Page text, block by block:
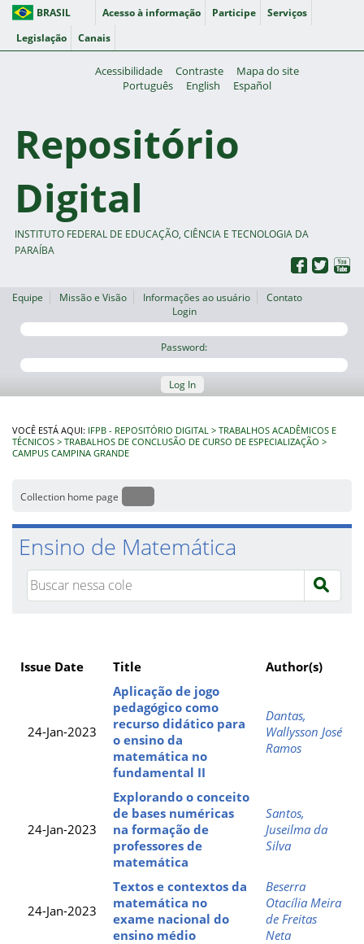
BRASIL Acesso à informação Participe
Serviços
Legislação
Canais
Acessibilidade Contraste
Mapa do site
Português
English Español
Repositório
Digital
INSTITUTO FEDERAL DE EDUCAÇÃO, CIÊNCIA E TECNOLOGIA DA
PARAÍBA
Equipe Missão e Visão Informações ao usuário
Contato
Login
Password:
Log In
VOCÊ ESTÁ AQUI: IFPB - REPOSITÓRIO DIGITAL
TRABALHOS ACADÊMICOS E
TÉCNICOS
TRABALHOS DE CONCLUSÃO DE CURSO DE ESPECIALIZAÇÃO
CAMPUS CAMPINA GRANDE
Collection home page
Ensino de Matemática
Issue Date Title Author(s)
24-Jan-2023
Aplicação de jogo
pedagógico como
recurso didático para
o ensino da
matemática no
fundamental II
Dantas,
Wallysson José
Ramos
24-Jan-2023
Explorando o conceito
de bases numéricas
na formação de
professores de
matemática
Santos,
Juseilma da
Silva
24-Jan-2023
Textos e contextos da
matemática no
exame nacional do
ensino médio
Beserra
Otacília Meira
de Freitas
Neta